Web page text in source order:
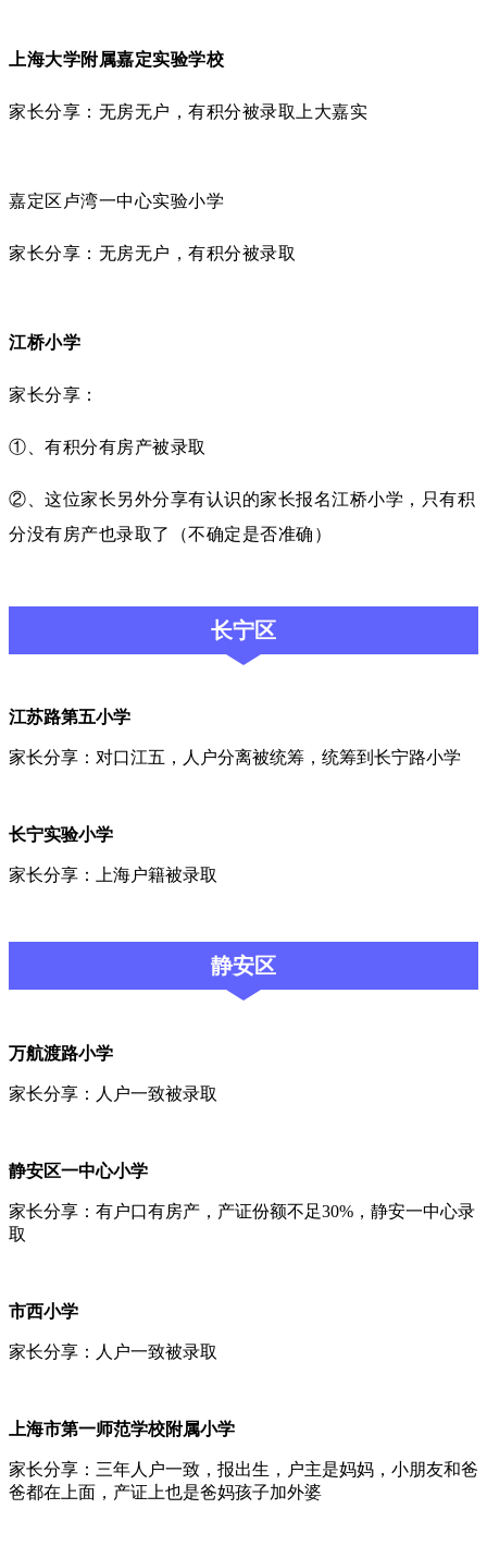
上海大学附属嘉定实验学校
家长分享：无房无户，有积分被录取上大嘉实
嘉定区卢湾一中心实验小学
家长分享：无房无户，有积分被录取
江桥小学
家长分享：
①、有积分有房产被录取
②、这位家长另外分享有认识的家长报名江桥小学，只有积
分没有房产也录取了（不确定是否准确）
长宁区
江苏路第五小学
家长分享：对口江五，人户分离被统筹，统筹到长宁路小学
长宁实验小学
家长分享：上海户籍被录取
静安区
万航渡路小学
家长分享：人户一致被录取
静安区一中心小学
家长分享：有户口有房产，产证份额不足30%，静安一中心录
取
市西小学
家长分享：人户一致被录取
上海市第一师范学校附属小学
家长分享：三年人户一致，报出生，户主是妈妈，小朋友和爸
爸都在上面，产证上也是爸妈孩子加外婆